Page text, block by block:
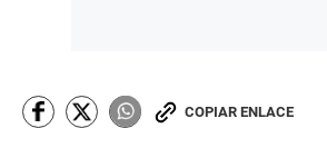
COPIAR ENLACE